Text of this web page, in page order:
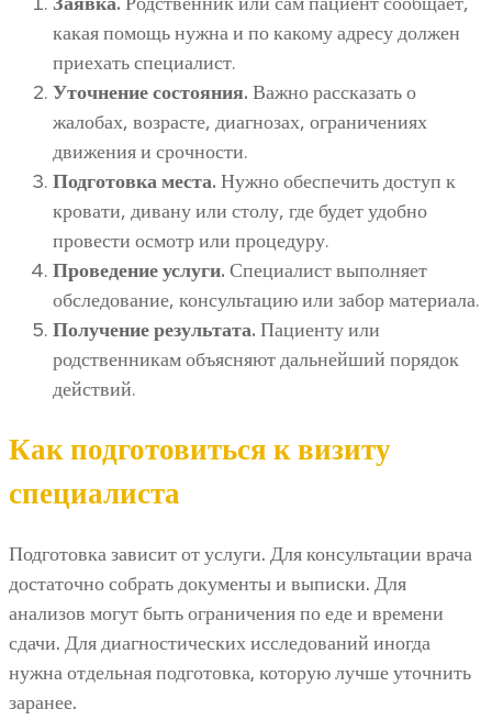
какая помощь нужна и по какому адресу должен
приехать специалист.
Уточнение состояния. Важно рассказать о
жалобах, возрасте, диагнозах, ограничениях
движения и срочности.
Подготовка места. Нужно обеспечить доступ к
кровати, дивану или столу, где будет удобно
провести осмотр или процедуру.
Проведение услуги. Специалист выполняет
обследование, консультацию или забор материала.
Получение результата. Пациенту или
родственникам объясняют дальнейший порядок
действий.
Как подготовиться к визиту
специалиста
Подготовка зависит от услуги. Для консультации врача
достаточно собрать документы и выписки. Для
анализов могут быть ограничения по еде и времени
сдачи. Для диагностических исследований иногда
нужна отдельная подготовка, которую лучше уточнить
заранее.